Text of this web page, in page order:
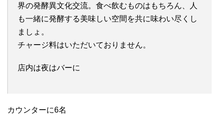
界の発酵異文化交流。食べ飲むものはもちろん、人
も一緒に発酵する美味しい空間を共に味わい尽くし
ましょ。
チャージ料はいただいておりません。
店内は夜はバーに
カウンターに6名